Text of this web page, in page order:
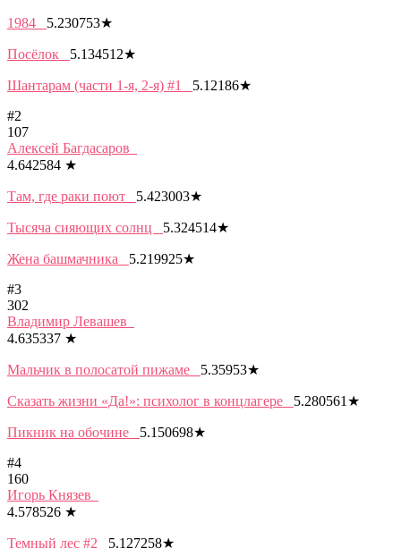
1984 5.230753★
Посёлок 5.134512★
Шантарам (части 1-я, 2-я) #1 5.12186★
#2
107
Алексей Багдасаров
4.642584 ★
Там, где раки поют 5.423003★
Тысяча сияющих солнц 5.324514★
Жена башмачника 5.219925★
#3
302
Владимир Левашев
4.635337 ★
Мальчик в полосатой пижаме 5.35953★
Сказать жизни «Да!»: психолог в концлагере 5.280561 ★
Пикник на обочине 5.150698★
#4
160
Игорь Князев
4.578526 ★
Темный лес #2 5.127258★